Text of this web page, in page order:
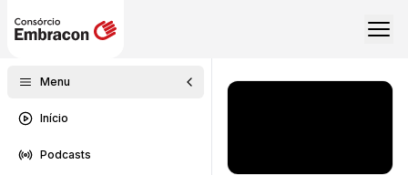
Menu
Início
Podcasts